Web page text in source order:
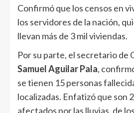
Confirmó que los censos en
los servidores de la nación,
llevan más de 3 mil viviendas.
Por su parte, el secretario de
Samuel Aguilar Pala,
se tienen 15 personas
localizadas. Enfatizó que son
afectados por las lluvias, de